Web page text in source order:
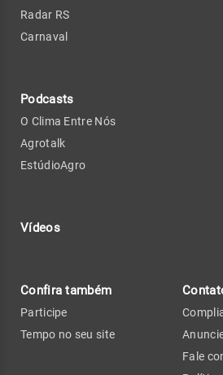
Radar RS
Carnaval
Podcasts
O Clima Entre Nós
Agrotalk
EstúdioAgro
Vídeos
Confira também
Participe
Tempo no seu site
Fale